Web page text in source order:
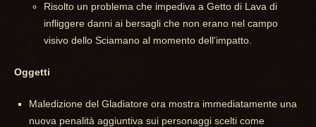
Risolto un problema che impediva a Getto di Lava di
infliggere danni ai bersagli che non erano nel campo
visivo dello Sciamano al momento dell'impatto.
Oggetti
Maledizione del Gladiatore ora mostra immediatamente una
nuova penalità aggiuntiva sui personaggi scelti come